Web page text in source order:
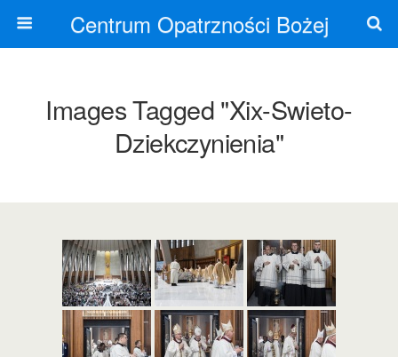
Centrum Opatrzności Bożej
Images Tagged "xix-Swieto-
Dziekczynienia"